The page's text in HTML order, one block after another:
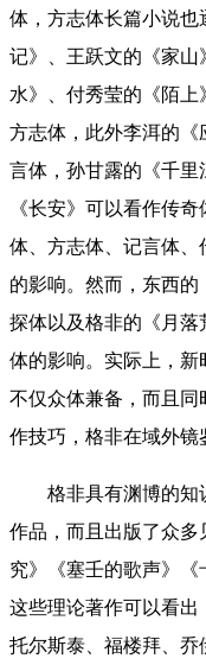
体，方志体长篇小说也
记》、王跃文的《家山
水》、付秀莹的《陌
方志体，此外李洱的
言体，孙甘露的《千
《长安》可以看作传
体、方志体、记言体
的影响。然而，东西
探体以及格非的《月
体的影响。实际上，
不仅众体兼备，而且
作技巧，格非在域外镜
格非具有渊博的知
作品，而且出版了众
究》《塞壬的歌声》
这些理论著作可以看
托尔斯泰、福楼拜、